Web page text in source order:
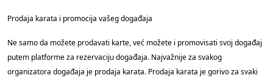
Prodaja karata i promocija vašeg događaja
Ne samo da možete prodavati karte, već možete i promovisati svoj događaj
putem platforme za rezervaciju događaja. Najvažnije za svakog
organizatora događaja je prodaja karata. Prodaja karata je gorivo za svaki